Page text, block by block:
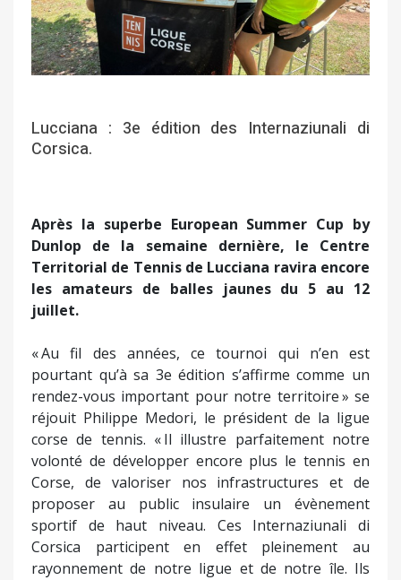
Lucciana : 3e édition des Internaziunali di
Corsica.
Après la superbe European Summer Cup by
Dunlop de la semaine dernière, le Centre
Territorial de Tennis de Lucciana ravira encore
les amateurs de balles jaunes du 5 au 12
juillet.
« Au fil des années, ce tournoi qui n’en est
pourtant qu’à sa 3e édition s’affirme comme un
rendez-vous important pour notre territoire » se
réjouit Philippe Medori, le président de la ligue
corse de tennis. « Il illustre parfaitement notre
volonté de développer encore plus le tennis en
Corse, de valoriser nos infrastructures et de
proposer au public insulaire un évènement
sportif de haut niveau. Ces Internaziunali di
Corsica participent en effet pleinement au
rayonnement de notre ligue et de notre île. Ils